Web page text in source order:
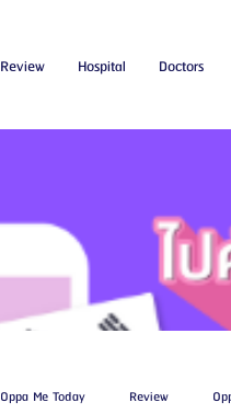
Review Hospital Doctors
Oppa Me Today Review